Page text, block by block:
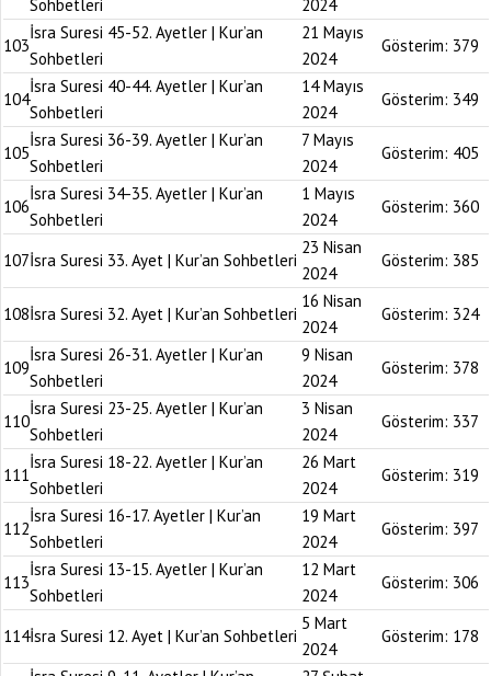
Sohbetleri
2024
103
İsra Suresi 45-52. Ayetler | Kur’an
Sohbetleri
21 Mayıs
2024
Gösterim: 379
104
İsra Suresi 40-44. Ayetler | Kur’an
Sohbetleri
14 Mayıs
2024
Gösterim: 349
105
İsra Suresi 36-39. Ayetler | Kur’an
Sohbetleri
7 Mayıs
2024
Gösterim: 405
106
İsra Suresi 34-35. Ayetler | Kur’an
Sohbetleri
1 Mayıs
2024
Gösterim: 360
107İsra Suresi 33. Ayet | Kur’an Sohbetleri
23 Nisan
2024
Gösterim: 385
108İsra Suresi 32. Ayet | Kur’an Sohbetleri
16 Nisan
2024
Gösterim: 324
109
İsra Suresi 26-31. Ayetler | Kur’an
Sohbetleri
9 Nisan
2024
Gösterim: 378
110
İsra Suresi 23-25. Ayetler | Kur’an
Sohbetleri
3 Nisan
2024
Gösterim: 337
111
İsra Suresi 18-22. Ayetler | Kur’an
Sohbetleri
26 Mart
2024
Gösterim: 319
112
İsra Suresi 16-17. Ayetler | Kur’an
Sohbetleri
19 Mart
2024
Gösterim: 397
113
İsra Suresi 13-15. Ayetler | Kur’an
Sohbetleri
12 Mart
2024
Gösterim: 306
114İsra Suresi 12. Ayet | Kur’an Sohbetleri
5 Mart
2024
Gösterim: 178